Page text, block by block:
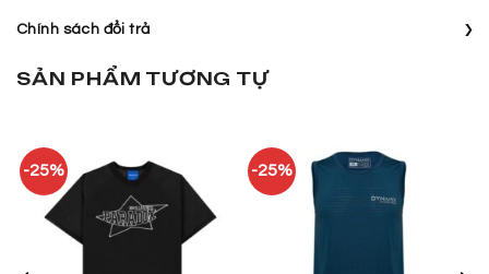
Chính sách đổi trả ›
SẢN PHẨM TƯƠNG TỰ
-25% -25%